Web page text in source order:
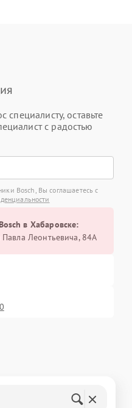
специалисту, оставьте
с радостью
Bosch, Вы соглашаетесь с
в Хабаровске:
Леонтьевича, 84А